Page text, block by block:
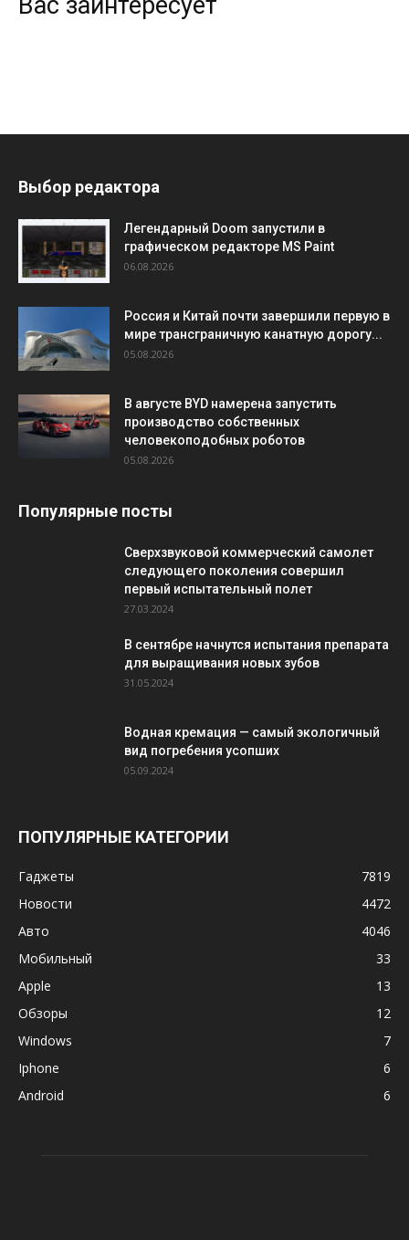
Выбор редактора
Легендарный Doom запустили в
графическом редакторе MS Paint
06.08.2026
Россия и Китай почти завершили первую в
мире трансграничную канатную дорогу...
05.08.2026
В августе BYD намерена запустить
производство собственных
человекоподобных роботов
05.08.2026
Популярные посты
Сверхзвуковой коммерческий самолет
следующего поколения совершил
первый испытательный полет
27.03.2024
В сентябре начнутся испытания препарата
для выращивания новых зубов
31.05.2024
Водная кремация — самый экологичный
вид погребения усопших
05.09.2024
ПОПУЛЯРНЫЕ КАТЕГОРИИ
Гаджеты
7819
Новости
4472
Авто
4046
Мобильный
33
Apple
13
Обзоры
12
Windows
7
Iphone
6
Android
6